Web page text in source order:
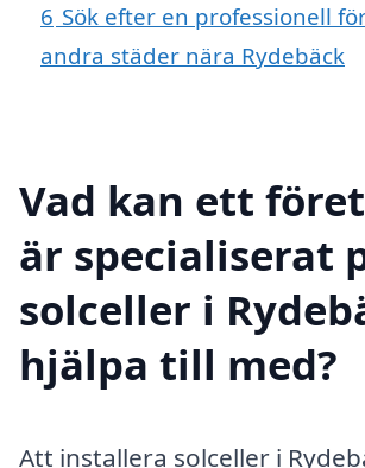
6 Sök efter en professionell
andra städer nära Rydebäck
Vad kan ett
är specialiserat
solceller i
hjälpa till med?
Att installera solceller i